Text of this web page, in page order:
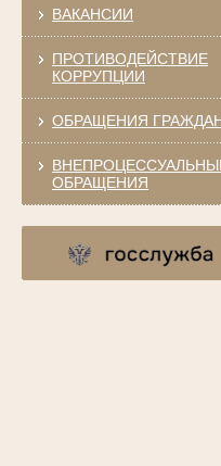
ВАКАНСИИ
ПРОТИВОДЕЙСТВИЕ
КОРРУПЦИИ
ОБРАЩЕНИЯ
ОБРАЩЕНИЯ